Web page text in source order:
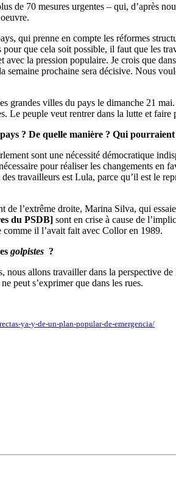
de 70 mesures urgentes – qui, d’après
qui prenne en compte les réformes
que cela soit possible, il faut que les
la pression populaire. Je crois que
prochaine sera décisive. Nous
grandes villes du pays le dimanche 21
Le peuple veut rentrer dans la lutte et faire
? De quelle manière ? Qui
sont une nécessité démocratique
pour réaliser les changements en
travailleurs est Lula, parce qu’il est le
l’extrême droite, Marina Silva, qui
du PSDB] sont en crise à cause de
comme il l’avait fait avec Collor en 1989.
golpistes ?
nous allons travailler dans la perspective
peut s’exprimer que dans les rues.
ya-y-de-un-plan-popular-de-emergencia/